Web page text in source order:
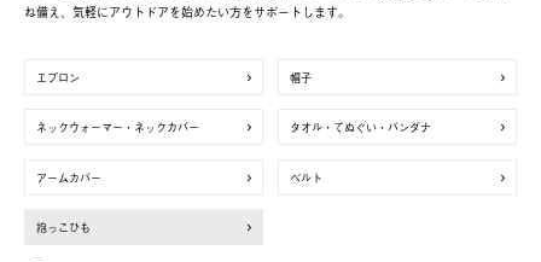
ね備え、気軽にアウトドアを始めたい方をサポートします。
エプロン 帽子
ネックウォーマー・ネックカバー タオル・てぬぐい・バンダナ
アームカバー ベルト
抱っこひも